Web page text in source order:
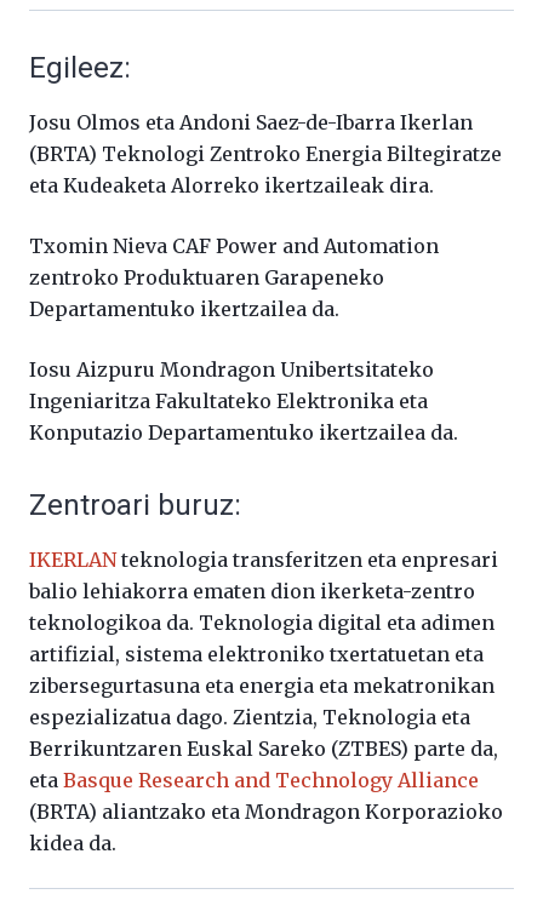
Egileez:
Josu Olmos eta Andoni Saez-de-Ibarra Ikerlan
(BRTA) Teknologi Zentroko Energia Biltegiratze
eta Kudeaketa Alorreko ikertzaileak dira.
Txomin Nieva CAF Power and Automation
zentroko Produktuaren Garapeneko
Departamentuko ikertzailea da.
Iosu Aizpuru Mondragon Unibertsitateko
Ingeniaritza Fakultateko Elektronika eta
Konputazio Departamentuko ikertzailea da.
Zentroari buruz:
IKERLANteknologia transferitzen eta enpresari
balio lehiakorra ematen dion ikerketa-zentro
teknologikoa da. Teknologia digital eta adimen
artifizial, sistema elektroniko txertatuetan eta
zibersegurtasuna eta energia eta mekatronikan
espezializatua dago. Zientzia, Teknologia eta
Berrikuntzaren Euskal Sareko (ZTBES) parte da,
eta Basque Research and Technology Alliance
(BRTA) aliantzako eta Mondragon Korporazioko
kidea da.